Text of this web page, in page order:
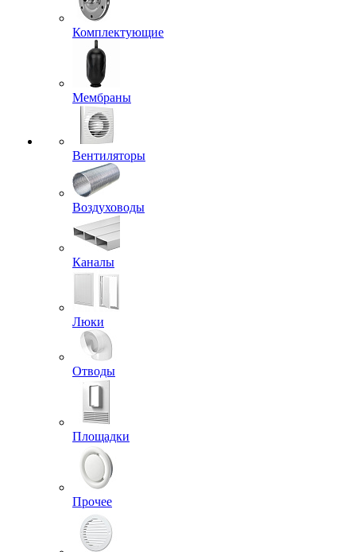
Комплектующие
Мембраны
Вентиляторы
Воздуховоды
Каналы
Люки
Отводы
Площадки
Прочее